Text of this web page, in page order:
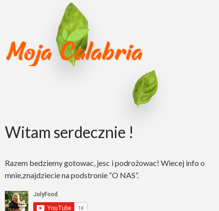
Witam serdecznie !
Razem bedziemy gotowac, jesc i podrożowac! Wiecej info o
mnie,znajdziecie na podstronie “O NAS”.